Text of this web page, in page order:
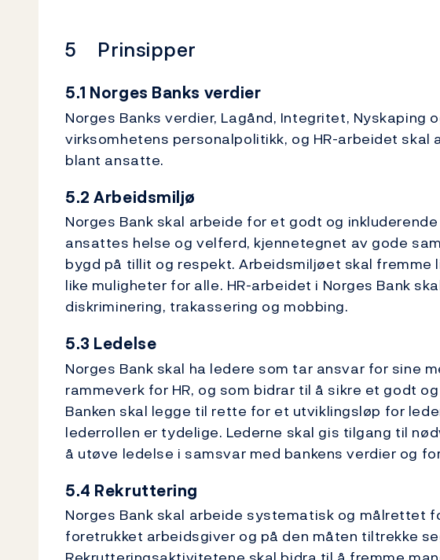
5 Prinsipper
5.1 Norges Banks verdier
Norges Banks verdier, Lagånd, Integritet, Nyskaping
virksomhetens personalpolitikk, og HR-arbeidet
blant ansatte.
5.2 Arbeidsmiljø
Norges Bank skal arbeide for et godt og
ansattes helse og velferd, kjennetegnet av gode
bygd på tillit og respekt. Arbeidsmiljøet skal fremme
like muligheter for alle. HR-arbeidet i Norges Bank
diskriminering, trakassering og mobbing.
5.3 Ledelse
Norges Bank skal ha ledere som tar ansvar for sine
rammeverk for HR, og som bidrar til å sikre et godt
Banken skal legge til rette for et utviklingsløp for
lederrollen er tydelige. Lederne skal gis tilgang til
å utøve ledelse i samsvar med bankens verdier og
5.4 Rekruttering
Norges Bank skal arbeide systematisk og målrettet
foretrukket arbeidsgiver og på den måten tiltrekke